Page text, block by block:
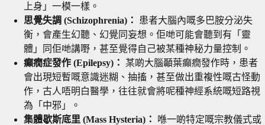
上身」一模一樣。
思覺失調 (Schizophrenia)：
患者大腦內嘅多巴胺分泌失
衡，會產生幻聽、幻覺同妄想。佢哋可能會聽到有「靈
體」同佢哋講嘢，甚至覺得自己被某種神秘力量控制。
癲癇症發作 (Epilepsy)：
某啲大腦顳葉癲癇發作時，患者
會出現短暫嘅意識迷糊、抽搐，甚至做出重複性嘅古怪動
作，古人唔明白醫學，往往就會將呢種神經系統嘅短路視
為「中邪」。
集體歇斯底里 (Mass Hysteria)：
喺一啲特定嘅宗教儀式或